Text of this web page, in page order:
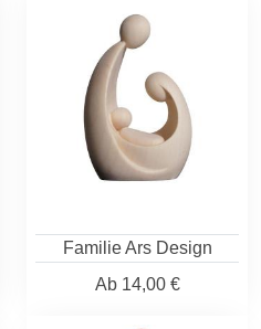
Familie Ars Design
Ab14,00 €